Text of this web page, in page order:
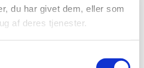
du har givet dem, eller som
af deres tjenester.